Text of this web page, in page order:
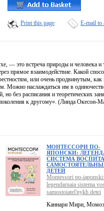
Print this page E-mail to
— это встреча природы и человека
прямое взаимодействие. Какой
или очень продвинутым,
Можно наслаждаться им в
без расписания и теоретических
к другому». (Линда Окесон-
МОНТЕССОРИ ПО-
ЯПОНСКИ:
СИСТЕМА
ДЕТЕЙ
Montessori po-iaponski:
legendarnaia sistema
samostoiatel'nykh detei
Каннари Мири,